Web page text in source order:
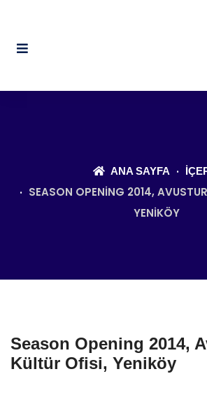
ANA SAYFA
SEASON OPENING 2014,
YENIKÖY
Season Opening 2014,
Kültür Ofisi, Yeniköy